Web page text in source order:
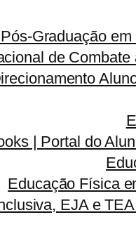
Graduação
de
| Portal do
Educação Física
EJA e